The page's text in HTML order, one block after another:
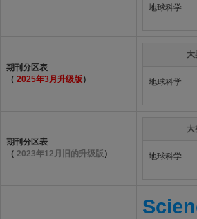
地球科学
期刊分区表
（ 2025年3月升级版 ）
大
地球科学
期刊分区表
（ 2023年12月旧的升级版 ）
大
地球科学